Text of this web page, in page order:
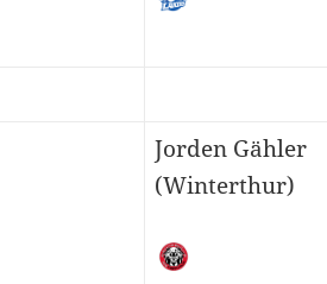
Jorden Gähler
(Winterthur)